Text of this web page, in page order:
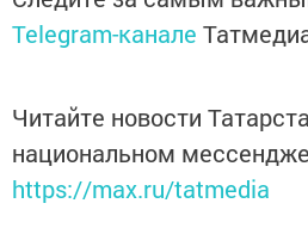
Telegram-канале
Читайте новости
национальном
https://max.ru/tatmedia